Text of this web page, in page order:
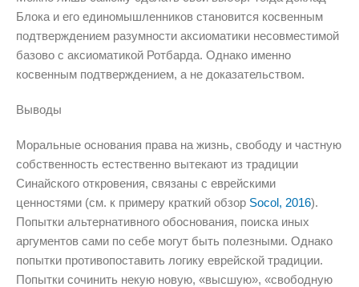
Блока и его единомышленников становится косвенным
подтверждением разумности аксиоматики несовместимой
базово с аксиоматикой Ротбарда. Однако именно
косвенным подтверждением, а не доказательством.
Выводы
Моральные основания права на жизнь, свободу и частную
собственность естественно вытекают из традиции
Синайского откровения, связаны с еврейскими
ценностями (см. к примеру краткий обзор Socol, 2016).
Попытки альтернативного обоснования, поиска иных
аргументов сами по себе могут быть полезными. Однако
попытки противопоставить логику еврейской традиции.
Попытки сочинить некую новую, «высшую», «свободную